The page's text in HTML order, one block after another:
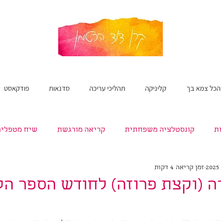
הכל צמא בך קליניקה תהליכי עריכה סדנאות פודקאסט
קונסטלציה משפחתית קריאה מורגשת שיח
שירה תהליכי כתיבה ועריכה
(וקצת פרוזה) לחודש הספר
זמן קריאה 4 דקות